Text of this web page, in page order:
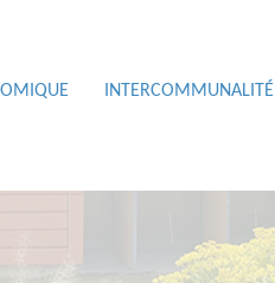
INTERCOMMUNALITÉ